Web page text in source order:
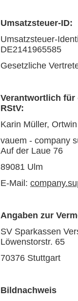
Umsatzsteuer-ID:
Umsatzsteuer-
DE2141965585
Gesetzliche
Verantwortlich für
RStV:
Karin Müller,
vauem - company
Auf der Laue 76
89081 Ulm
E-Mail:
Angaben zur
SV Sparkassen
Löwenstorstr. 65
70376 Stuttgart
Bildnachweis